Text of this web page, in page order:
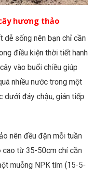
hương thảo
dễ sống nên bạn chỉ cần
điều kiện thời tiết hanh
vào buổi chiều giúp
nhiều nước trong một
dưới đáy chậu, gián tiếp
nên đều đặn mỗi tuần
cao từ 35-50cm chỉ cần
muỗng NPK tím (15-5-